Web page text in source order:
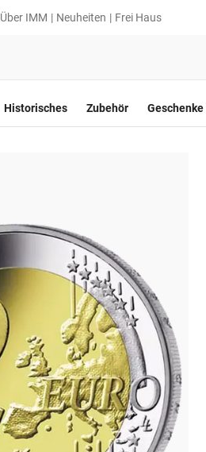
Über IMM Neuheiten Frei Haus
Historisches Zubehör Geschenke